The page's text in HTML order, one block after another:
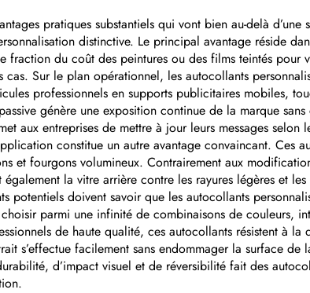
plaque
avec logo
pratiques substantiels qui vont bien au-delà
distinctive. Le principal avantage réside
fraction du coût des peintures ou des films teintés pour
Sur le plan opérationnel, les autocollants
professionnels en supports publicitaires mobiles,
génère une exposition continue de la marque
aux entreprises de mettre à jour leurs messages
constitue un autre avantage convaincant. Ces
et fourgons volumineux. Contrairement aux
la vitre arrière contre les rayures légères et
doivent savoir que les autocollants
parmi une infinité de combinaisons de couleurs,
de haute qualité, ces autocollants résistent à
s’effectue facilement sans endommager la surface
d’impact visuel et de réversibilité fait des